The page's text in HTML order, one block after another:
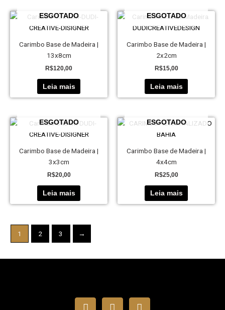
escolhidas
na
página
do
ESGOTADO
Carimbo Base de Madeira |
13x8cm
R$120,00
Leia mais
ESGOTADO
Carimbo Base de Madeira |
2x2cm
R$15,00
Leia mais
ESGOTADO
Carimbo Base de Madeira |
3x3cm
R$20,00
Leia mais
ESGOTADO
Carimbo Base de Madeira |
4x4cm
R$25,00
Leia mais
1 2 3 →
n
a
h